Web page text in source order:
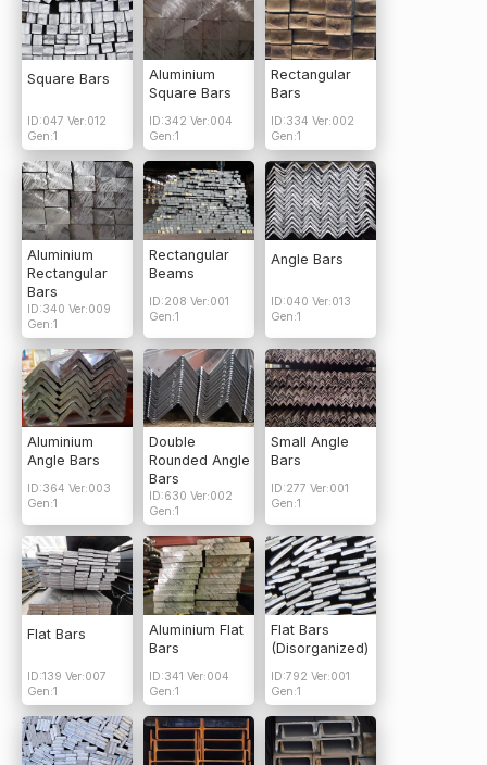
Square Bars
ID:047 Ver:012
Gen:1
Aluminium
Square Bars
ID:342 Ver:004
Gen:1
Rectangular
Bars
ID:334 Ver:002
Gen:1
Aluminium
Rectangular
Bars
ID:340 Ver:009
Gen:1
Rectangular
Beams
ID:208 Ver:001
Gen:1
Angle Bars
ID:040 Ver:013
Gen:1
Aluminium
Angle Bars
ID:364 Ver:003
Gen:1
Double
Rounded Angle
Bars
ID:630 Ver:002
Gen:1
Small Angle
Bars
ID:277 Ver:001
Gen:1
Flat Bars
ID:139 Ver:007
Gen:1
Aluminium Flat
Bars
ID:341 Ver:004
Gen:1
Flat Bars
(Disorganized)
ID:792 Ver:001
Gen:1